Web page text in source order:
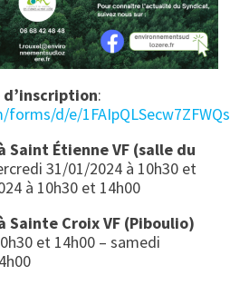
:
d/e/
Saint Étienne VF (salle du
31/01/2024 à 10h30 et
à 10h30 et 14h00
Sainte Croix VF (Piboulio)
et 14h00 – samedi